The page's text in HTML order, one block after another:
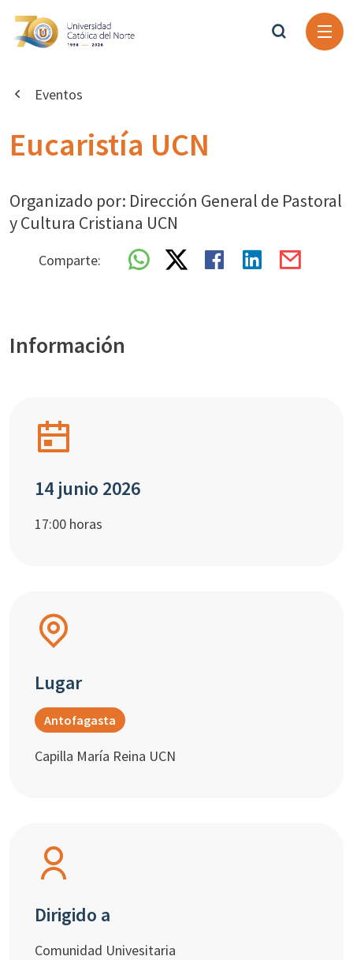
Eventos
Eucaristía UCN
Organizado por: Dirección General de Pastoral
y Cultura Cristiana UCN
Comparte:
Información
14 junio 2026
17:00 horas
Lugar
Antofagasta
Capilla María Reina UCN
Dirigido a
Comunidad Univesitaria